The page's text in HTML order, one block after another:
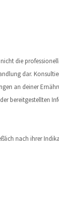
die
dar.
an deiner
bereitgestellten
nach ihrer